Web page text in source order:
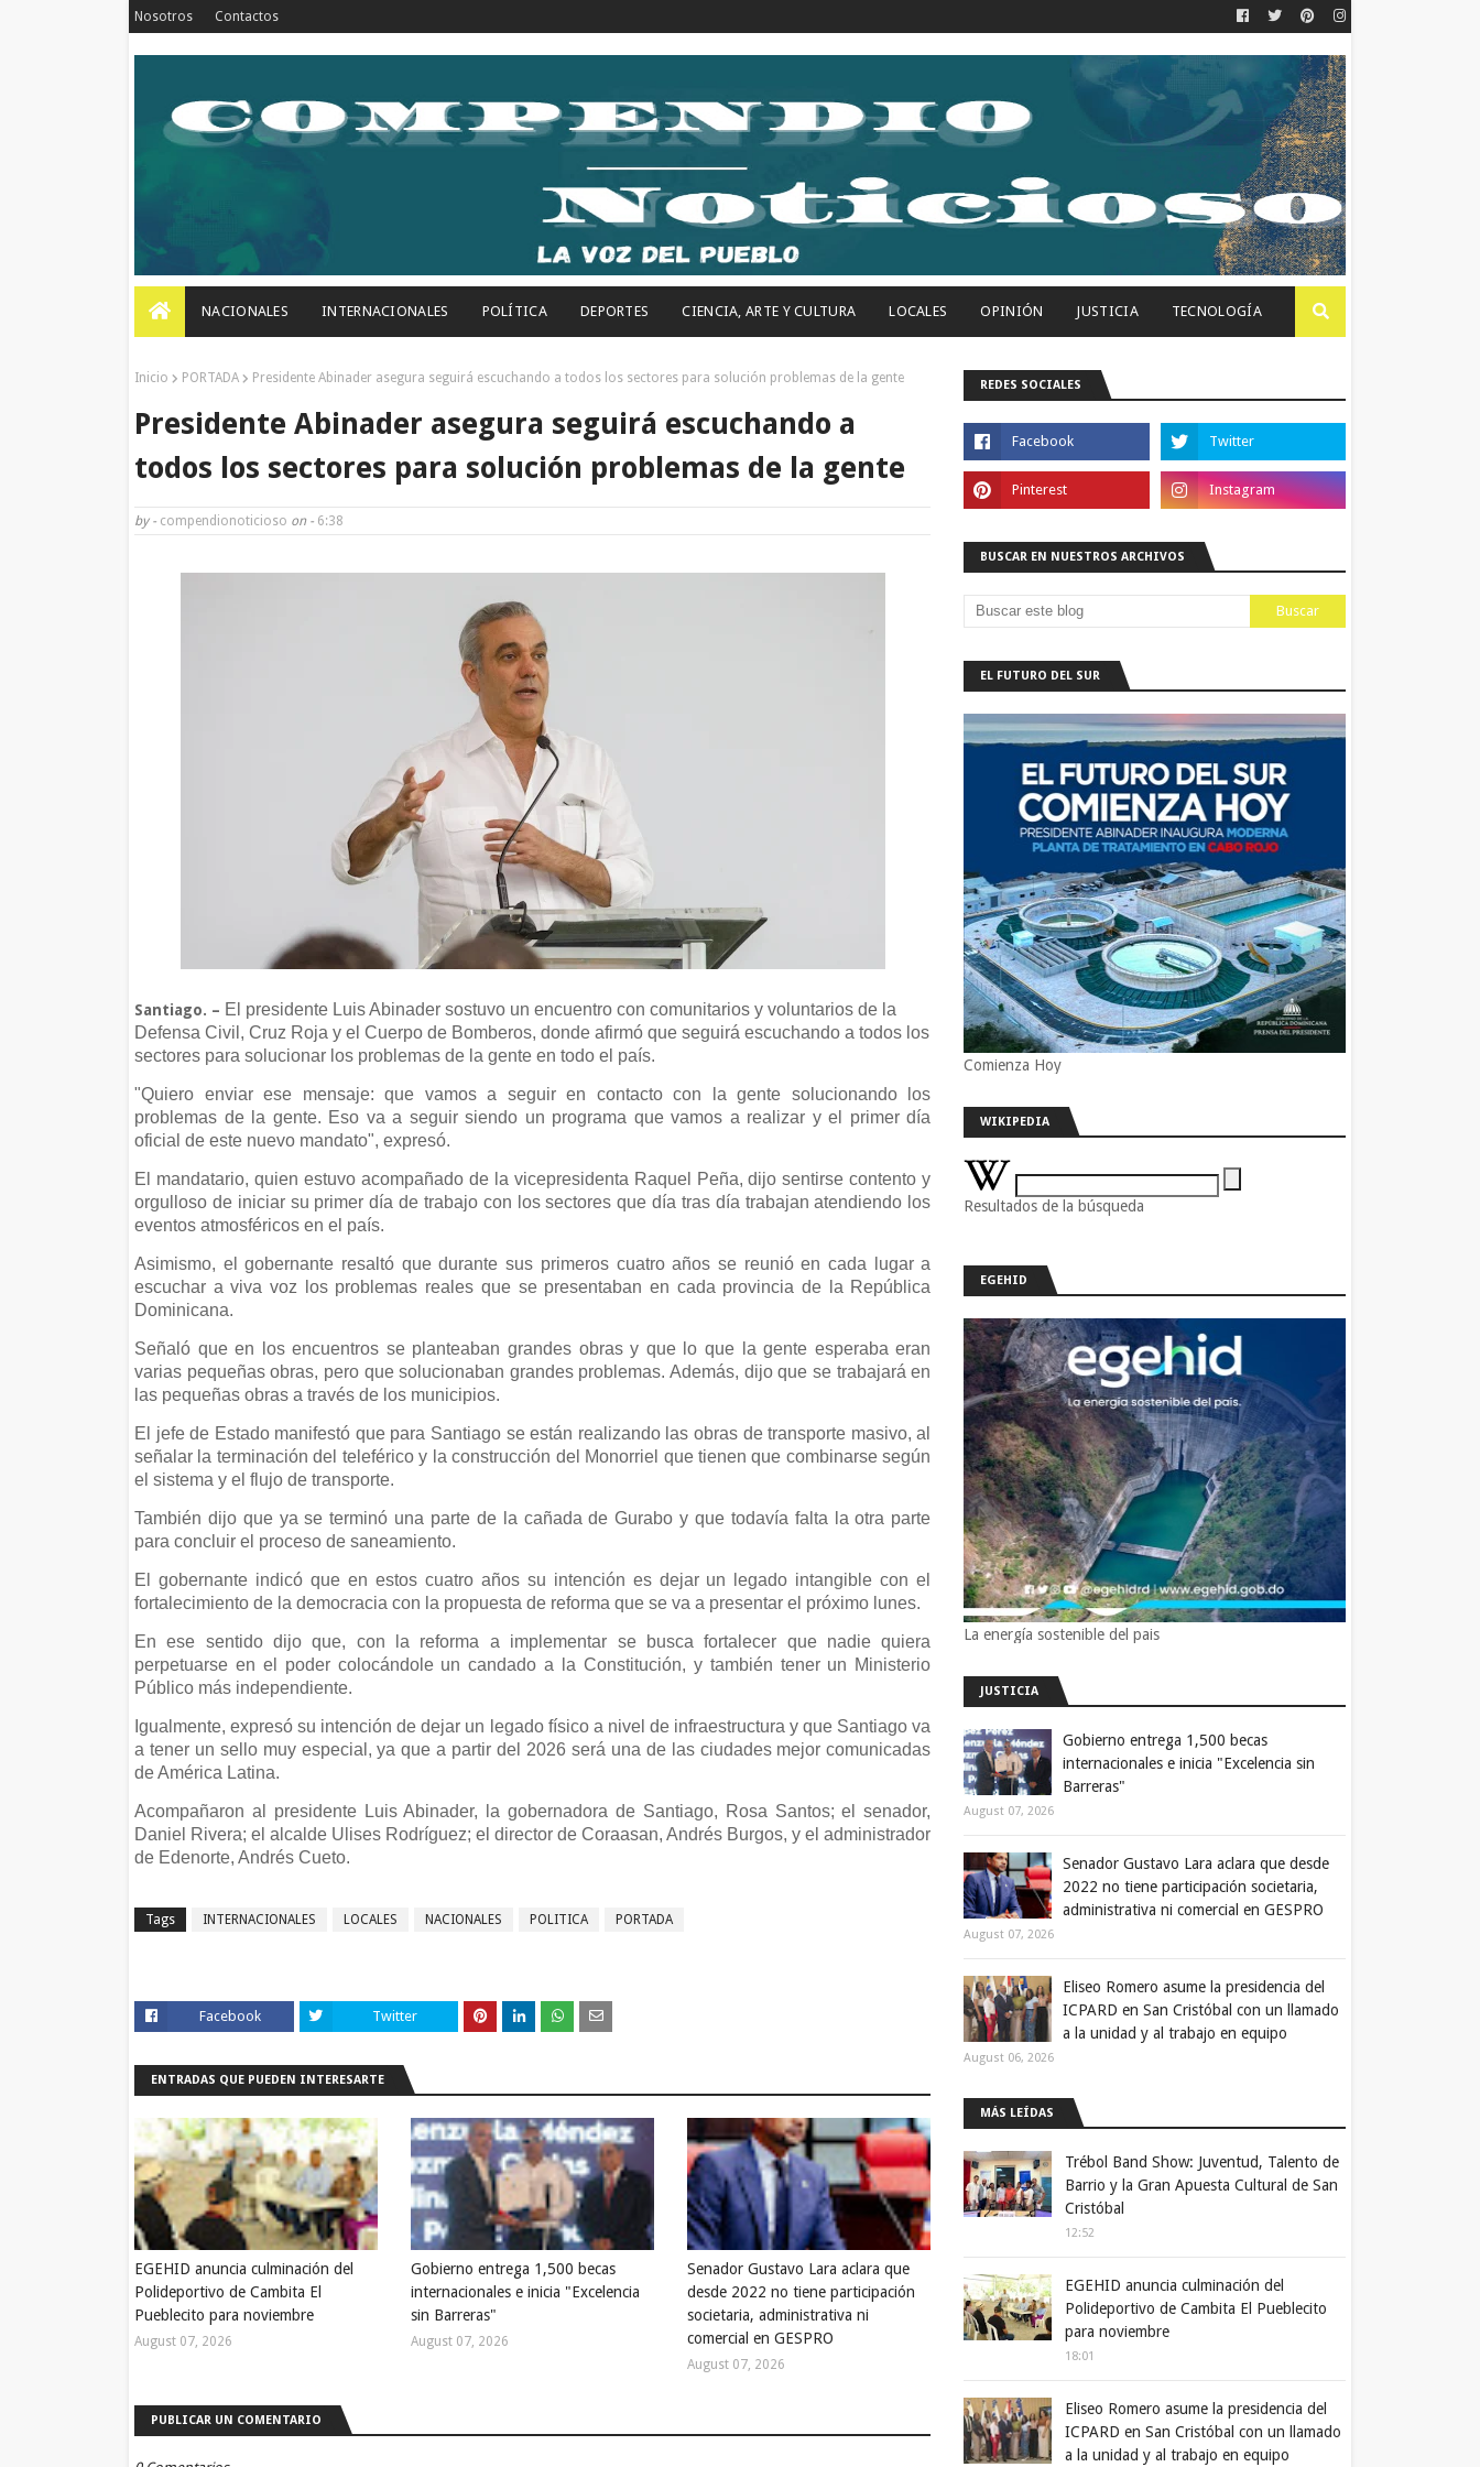
Nosotros Contactos
NACIONALES INTERNACIONALES POLÍTICA DEPORTES CIENCIA, ARTE Y CULTURA LOCALES OPINIÓN JUSTICIA TECNOLOGÍA
Inicio PORTADA Presidente Abinader asegura seguirá escuchando a todos los sectores para solución problemas de la gente
Presidente Abinader asegura seguirá escuchando a
todos los sectores para solución problemas de la gente
by - compendionoticioso on - 6:38
Santiago. – El presidente Luis Abinader sostuvo un encuentro con comunitarios y voluntarios de la
Defensa Civil, Cruz Roja y el Cuerpo de Bomberos, donde afirmó que seguirá escuchando a todos los
sectores para solucionar los problemas de la gente en todo el país.
"Quiero enviar ese mensaje: que vamos a seguir en contacto con la gente solucionando los
problemas de la gente. Eso va a seguir siendo un programa que vamos a realizar y el primer día
oficial de este nuevo mandato", expresó.
El mandatario, quien estuvo acompañado de la vicepresidenta Raquel Peña, dijo sentirse contento y
orgulloso de iniciar su primer día de trabajo con los sectores que día tras día trabajan atendiendo los
eventos atmosféricos en el país.
Asimismo, el gobernante resaltó que durante sus primeros cuatro años se reunió en cada lugar a
escuchar a viva voz los problemas reales que se presentaban en cada provincia de la República
Dominicana.
Señaló que en los encuentros se planteaban grandes obras y que lo que la gente esperaba eran
varias pequeñas obras, pero que solucionaban grandes problemas. Además, dijo que se trabajará en
las pequeñas obras a través de los municipios.
El jefe de Estado manifestó que para Santiago se están realizando las obras de transporte masivo, al
señalar la terminación del teleférico y la construcción del Monorriel que tienen que combinarse según
el sistema y el flujo de transporte.
También dijo que ya se terminó una parte de la cañada de Gurabo y que todavía falta la otra parte
para concluir el proceso de saneamiento.
El gobernante indicó que en estos cuatro años su intención es dejar un legado intangible con el
fortalecimiento de la democracia con la propuesta de reforma que se va a presentar el próximo lunes.
En ese sentido dijo que, con la reforma a implementar se busca fortalecer que nadie quiera
perpetuarse en el poder colocándole un candado a la Constitución, y también tener un Ministerio
Público más independiente.
Igualmente, expresó su intención de dejar un legado físico a nivel de infraestructura y que Santiago va
a tener un sello muy especial, ya que a partir del 2026 será una de las ciudades mejor comunicadas
de América Latina.
Acompañaron al presidente Luis Abinader, la gobernadora de Santiago, Rosa Santos; el senador,
Daniel Rivera; el alcalde Ulises Rodríguez; el director de Coraasan, Andrés Burgos, y el administrador
de Edenorte, Andrés Cueto.
Tags INTERNACIONALES LOCALES NACIONALES POLITICA PORTADA
Facebook Twitter
ENTRADAS QUE PUEDEN INTERESARTE
EGEHID anuncia culminación del
Polideportivo de Cambita El
Pueblecito para noviembre
August 07, 2026
Gobierno entrega 1,500 becas
internacionales e inicia "Excelencia
sin Barreras"
August 07, 2026
Senador Gustavo Lara aclara que
desde 2022 no tiene participación
societaria, administrativa ni
comercial en GESPRO
August 07, 2026
PUBLICAR UN COMENTARIO
REDES SOCIALES
BUSCAR EN NUESTROS ARCHIVOS
EL FUTURO DEL SUR
Comienza Hoy
WIKIPEDIA
Resultados de la búsqueda
EGEHID
La energía sostenible del pais
JUSTICIA
Gobierno entrega 1,500 becas
internacionales e inicia "Excelencia sin
Barreras"
August 07, 2026
Senador Gustavo Lara aclara que desde
2022 no tiene participación societaria,
administrativa ni comercial en GESPRO
August 07, 2026
Eliseo Romero asume la presidencia del
ICPARD en San Cristóbal con un llamado
a la unidad y al trabajo en equipo
August 06, 2026
MÁS LEÍDAS
Trébol Band Show: Juventud, Talento de
Barrio y la Gran Apuesta Cultural de San
Cristóbal
12:52
EGEHID anuncia culminación del
Polideportivo de Cambita El Pueblecito
para noviembre
18:01
Eliseo Romero asume la presidencia del
ICPARD en San Cristóbal con un llamado
a la unidad y al trabajo en equipo